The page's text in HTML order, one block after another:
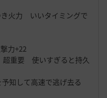
火力 いいタイミングで
力+22
重要 使いすぎると持久
知して高速で逃げ去る